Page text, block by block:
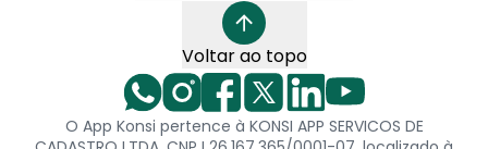
Voltar ao topo
O App Konsi pertence à KONSI APP SERVICOS DE